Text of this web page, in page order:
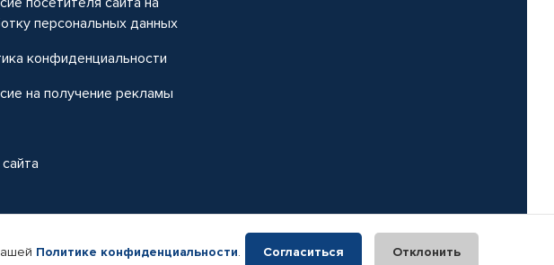
персональных данных
конфиденциальности
на получение рекламы
Политике конфиденциальности. Согласиться Отклонить